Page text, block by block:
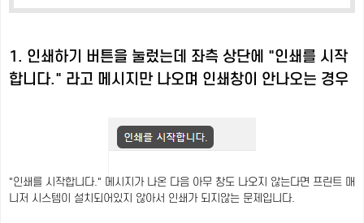
1. 인쇄하기 버튼을 눌렀는데 좌측 상단에 "인쇄를 시작
합니다." 라고 메시지만 나오며 인쇄창이 안나오는 경우
"인쇄를 시작합니다." 메시지가 나온 다음 아무 창도 나오지 않는다면 프린트 매
니저 시스템이 설치되어있지 않아서 인쇄가 되지않는 문제입니다.